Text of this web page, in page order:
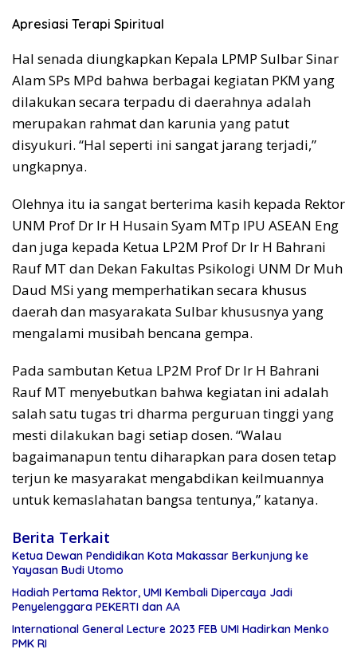
Apresiasi Terapi Spiritual
Hal senada diungkapkan Kepala LPMP Sulbar Sinar
Alam SPs MPd bahwa berbagai kegiatan PKM yang
dilakukan secara terpadu di daerahnya adalah
merupakan rahmat dan karunia yang patut
disyukuri. “Hal seperti ini sangat jarang terjadi,”
ungkapnya.
Olehnya itu ia sangat berterima kasih kepada Rektor
UNM Prof Dr Ir H Husain Syam MTp IPU ASEAN Eng
dan juga kepada Ketua LP2M Prof Dr Ir H Bahrani
Rauf MT dan Dekan Fakultas Psikologi UNM Dr Muh
Daud MSi yang memperhatikan secara khusus
daerah dan masyarakata Sulbar khususnya yang
mengalami musibah bencana gempa.
Pada sambutan Ketua LP2M Prof Dr Ir H Bahrani
Rauf MT menyebutkan bahwa kegiatan ini adalah
salah satu tugas tri dharma perguruan tinggi yang
mesti dilakukan bagi setiap dosen. “Walau
bagaimanapun tentu diharapkan para dosen tetap
terjun ke masyarakat mengabdikan keilmuannya
untuk kemaslahatan bangsa tentunya,” katanya.
Berita Terkait
Ketua Dewan Pendidikan Kota Makassar Berkunjung ke
Yayasan Budi Utomo
Hadiah Pertama Rektor, UMI Kembali Dipercaya Jadi
Penyelenggara PEKERTI dan AA
International General Lecture 2023 FEB UMI Hadirkan Menko
PMK RI